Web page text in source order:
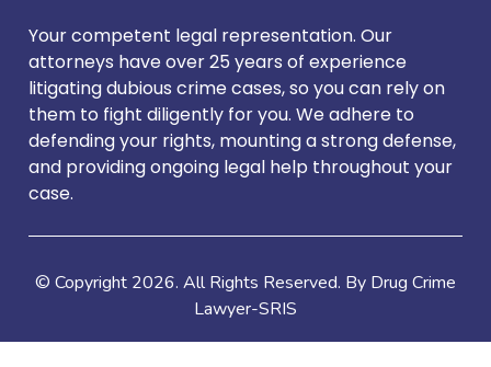
Your competent legal representation. Our
attorneys have over 25 years of experience
litigating dubious crime cases, so you can rely on
them to fight diligently for you. We adhere to
defending your rights, mounting a strong defense,
and providing ongoing legal help throughout your
case.
© Copyright 2026. All Rights Reserved. By Drug Crime
Lawyer-SRIS